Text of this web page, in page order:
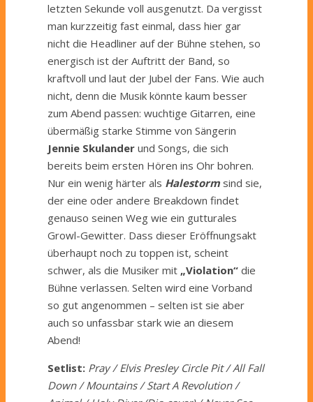
letzten Sekunde voll ausgenutzt. Da vergisst
man kurzzeitig fast einmal, dass hier gar
nicht die Headliner auf der Bühne stehen, so
energisch ist der Auftritt der Band, so
kraftvoll und laut der Jubel der Fans. Wie auch
nicht, denn die Musik könnte kaum besser
zum Abend passen: wuchtige Gitarren, eine
übermäßig starke Stimme von Sängerin
Jennie Skulander und Songs, die sich
bereits beim ersten Hören ins Ohr bohren.
Nur ein wenig härter als Halestorm sind sie,
der eine oder andere Breakdown findet
genauso seinen Weg wie ein gutturales
Growl-Gewitter. Dass dieser Eröffnungsakt
überhaupt noch zu toppen ist, scheint
schwer, als die Musiker mit „Violation“ die
Bühne verlassen. Selten wird eine Vorband
so gut angenommen – selten ist sie aber
auch so unfassbar stark wie an diesem
Abend!
Setlist: Pray / Elvis Presley Circle Pit / All Fall
Down / Mountains / Start A Revolution /